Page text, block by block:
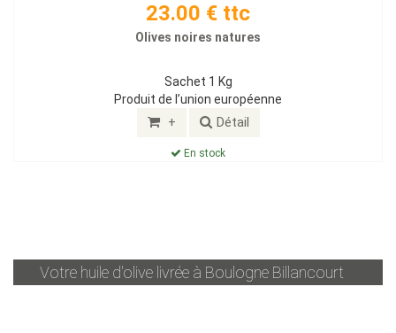
23.00 € ttc
Olives noires natures
Sachet 1 Kg
Produit de l’union européenne
+ Détail
En stock
Votre huile d'olive livrée à Boulogne Billancourt